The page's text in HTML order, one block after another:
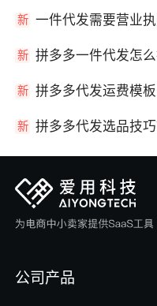
新
新
新
新 拼多多代发选品技
公司产品